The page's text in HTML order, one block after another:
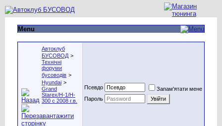
Menu
Автоклуб
БУСОВОД >
Технічні
форуми
бусоводів >
Hyundai >
Grand
Starex/H-1/H-
300 с 2008 г.в.
Псевдо
Запам'ятати мене
Пароль